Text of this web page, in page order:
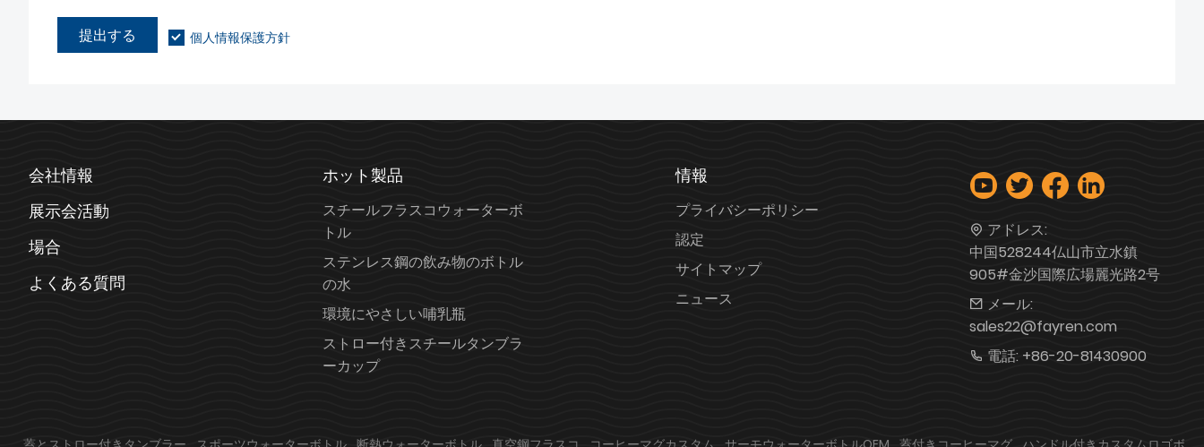
提出する 個人情報保護方針
会社情報
展示会活動
場合
よくある質問
ホット製品
スチールフラスコウォーターボ
トル
ステンレス鋼の飲み物のボトル
の水
環境にやさしい哺乳瓶
ストロー付きスチールタンブラ
ーカップ
情報
プライバシーポリシー
認定
サイトマップ
ニュース
アドレス:
中国528244仏山市立水鎮
905#金沙国際広場麗光路2号
メール:
sales22@fayren.com
電話: +86-20-81430900